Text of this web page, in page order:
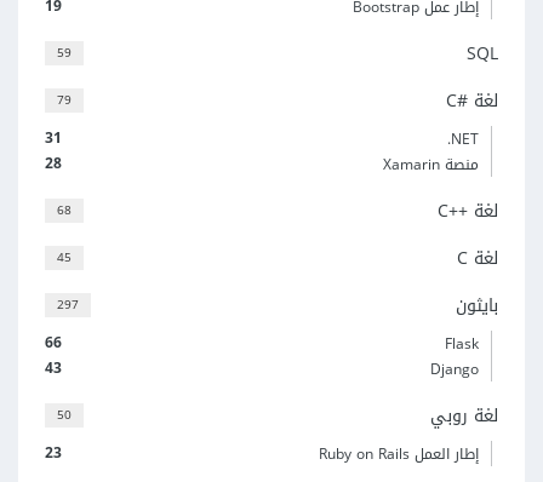
19
إطار عمل Bootstrap
59 SQL
79 لغة C#‎
31
‎.NET
28
منصة Xamarin
68 لغة C++‎
45 لغة C
297 بايثون
66
Flask
43
Django
50 لغة روبي
23 إطار العمل Ruby on Rails